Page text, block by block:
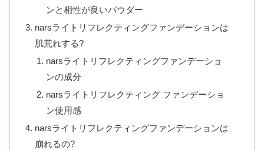
ンと相性が良いパウダー
narsライトリフレクティングファンデーションは
肌荒れする?
narsライトリフレクティングファンデーショ
ンの成分
narsライトリフレクティング ファンデーショ
ン使用感
narsライトリフレクティングファンデーションは
崩れるの?